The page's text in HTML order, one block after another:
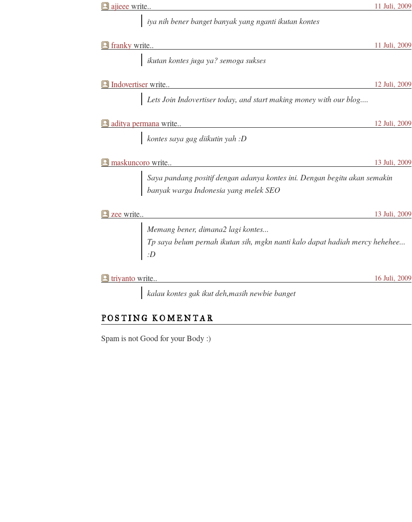
ajieeewrite.. 11 Juli, 2009
iya nih bener banget banyak yang nganti ikutan kontes
frankywrite.. 11 Juli, 2009
ikutan kontes juga ya? semoga sukses
Indovertiserwrite.. 12 Juli, 2009
Lets Join Indovertiser today, and start making money with our blog....
aditya permana write.. 12 Juli, 2009
kontes saya gag diikutin yah :D
maskuncorowrite.. 13 Juli, 2009
Saya pandang positif dengan adanya kontes ini. Dengan begitu akan semakin
banyak warga Indonesia yang melek SEO
zeewrite.. 13 Juli, 2009
Memang bener, dimana2 lagi kontes...
Tp saya belum pernah ikutan sih, mgkn nanti kalo dapat hadiah mercy hehehee...
:D
triyantowrite.. 16 Juli, 2009
kalau kontes gak ikut deh,masih newbie banget
POSTING KOMENTAR
Spam is not Good for your Body :)